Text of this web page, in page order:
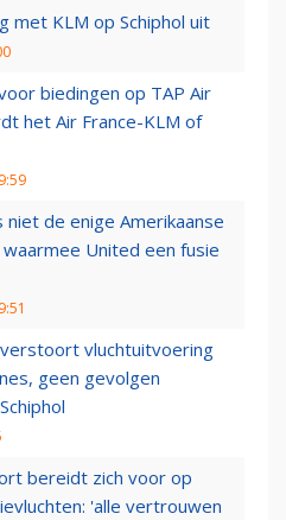
met KLM op Schiphol uit
biedingen op TAP Air
het Air France-KLM of
niet de enige Amerikaanse
United een fusie
vluchtuitvoering
geen gevolgen
bereidt zich voor op
'alle vertrouwen